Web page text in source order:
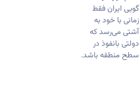
گویی ایران فقط
زمانی با خود به
آشتی می‌رسد که
دولتی بانفوذ در
سطح منطقه باشد.